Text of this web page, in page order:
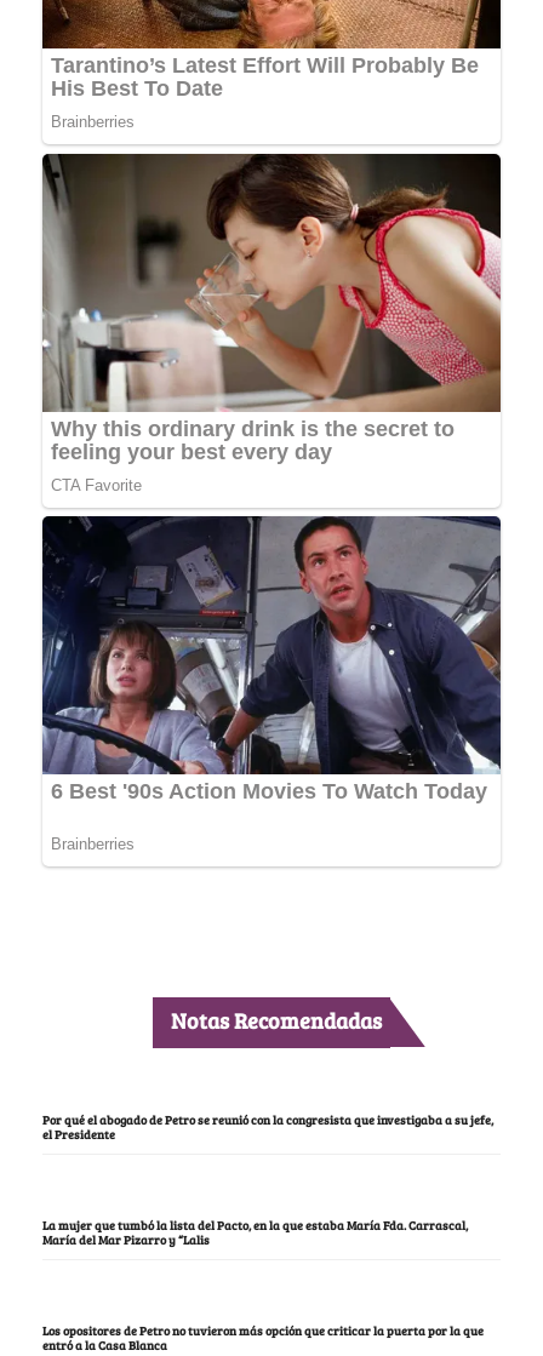
Notas Recomendadas
Por qué el abogado de Petro se reunió con la congresista que investigaba a su jefe,
el Presidente
La mujer que tumbó la lista del Pacto, en la que estaba María Fda. Carrascal,
María del Mar Pizarro y “Lalis
Los opositores de Petro no tuvieron más opción que criticar la puerta por la que
entró a la Casa Blanca